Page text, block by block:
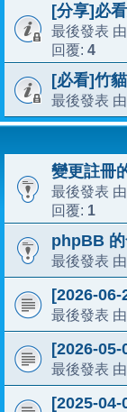
[分享]必
最後發表 由
回覆: 4
[必看]竹
最後發表 由
變更註冊
最後發表
回覆: 1
phpBB
最後發表
[2026-
最後發表
[2026-
最後發表
[2025-